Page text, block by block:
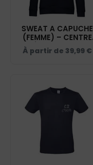
SWEAT A CAPUCHE
(FEMME) – CENTRE
ÉQUESTRE DE
CHALAIN - NAVY -
À partir de 39,99 €